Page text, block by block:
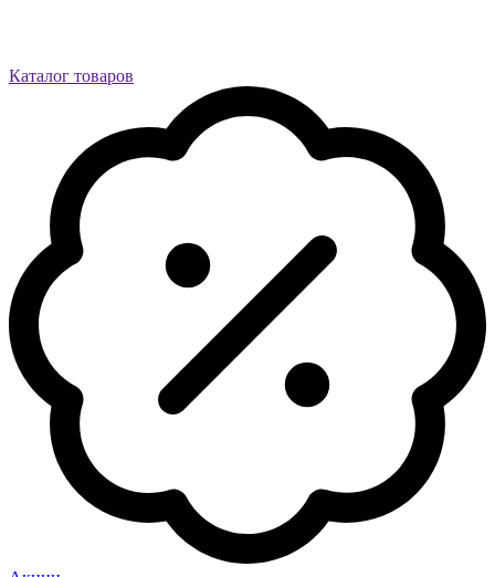
Каталог товаров